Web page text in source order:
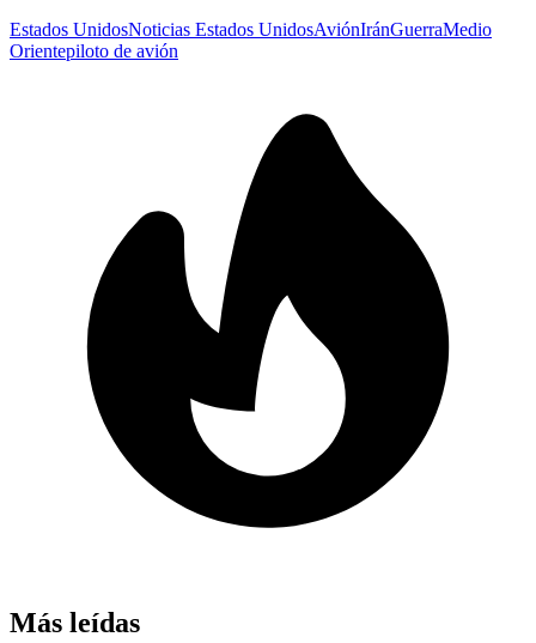
Estados UnidosNoticias Estados UnidosAviónIránGuerraMedio
Orientepiloto de avión
Más leídas